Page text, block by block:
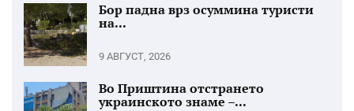
Бор падна врз осуммина туристи
на...
9 АВГУСТ, 2026
Во Приштина отстрането
украинското знаме –...